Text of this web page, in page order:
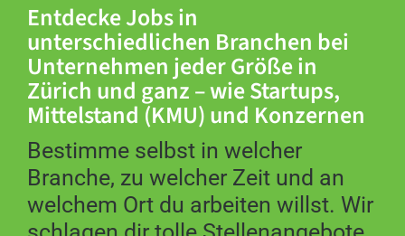
Zürich
Stiftung Switch
Zürich
BayTec Solution AG
CASINO' ADMIRAL SA
Entdecke Jobs in
unterschiedlichen Branchen bei
Unternehmen jeder Größe in
Zürich und ganz – wie Startups,
Mittelstand (KMU) und Konzernen
Bestimme selbst in welcher
Branche, zu welcher Zeit und an
welchem Ort du arbeiten willst. Wir